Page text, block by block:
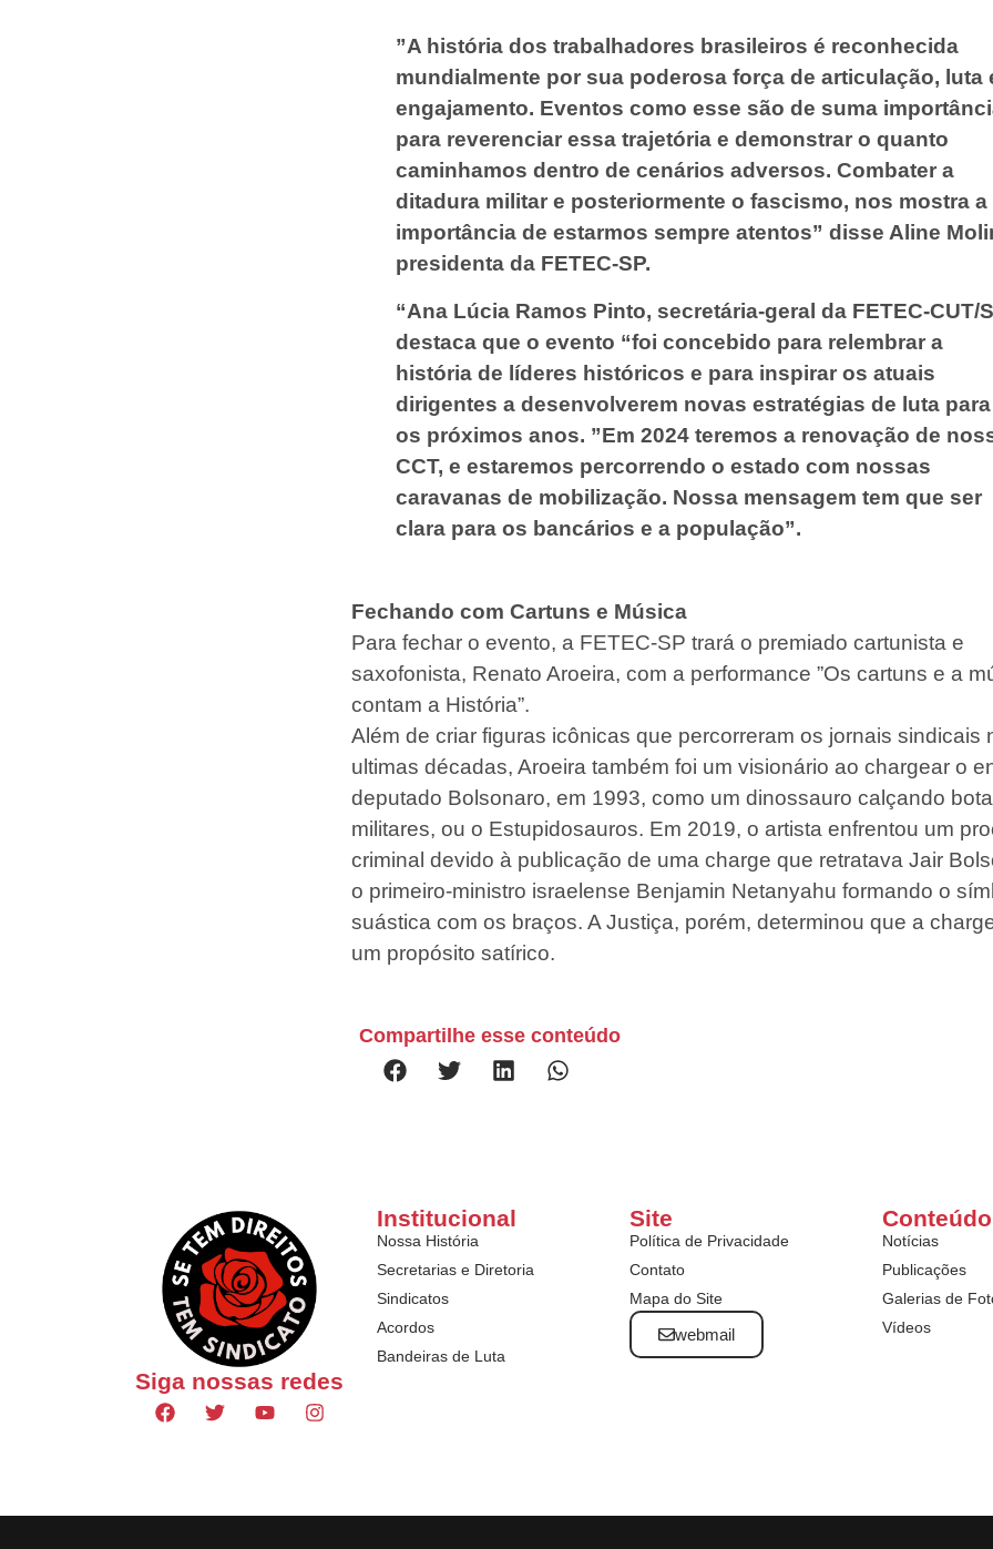
”A história dos trabalhadores brasileiros é reconhecida
mundialmente por sua poderosa força de articulação, luta
engajamento. Eventos como esse são de suma
para reverenciar essa trajetória e demonstrar o quanto
caminhamos dentro de cenários adversos. Combater a
ditadura militar e posteriormente o fascismo, nos mostra a
importância de estarmos sempre atentos” disse Aline
presidenta da FETEC-SP.
“Ana Lúcia Ramos Pinto, secretária-geral da FETEC-CUT/
destaca que o evento “foi concebido para relembrar a
história de líderes históricos e para inspirar os atuais
dirigentes a desenvolverem novas estratégias de luta para
os próximos anos. ”Em 2024 teremos a renovação de
CCT, e estaremos percorrendo o estado com nossas
caravanas de mobilização. Nossa mensagem tem que ser
clara para os bancários e a população”.
Fechando com Cartuns e Música
Para fechar o evento, a FETEC-SP trará o premiado cartunista e
saxofonista, Renato Aroeira, com a performance ”Os cartuns e a
contam a História”.
Além de criar figuras icônicas que percorreram os jornais sindicais
ultimas décadas, Aroeira também foi um visionário ao chargear o
deputado Bolsonaro, em 1993, como um dinossauro calçando
militares, ou o Estupidosauros. Em 2019, o artista enfrentou um
criminal devido à publicação de uma charge que retratava Jair
o primeiro-ministro israelense Benjamin Netanyahu formando o
suástica com os braços. A Justiça, porém, determinou que a
um propósito satírico.
Compartilhe esse conteúdo
Siga nossas redes
Institucional
Nossa História
Secretarias e Diretoria
Sindicatos
Acordos
Bandeiras de Luta
Site
Política de Privacidade
Contato
Mapa do Site
webmail
Notícias
Publicações
Galerias de
Vídeos